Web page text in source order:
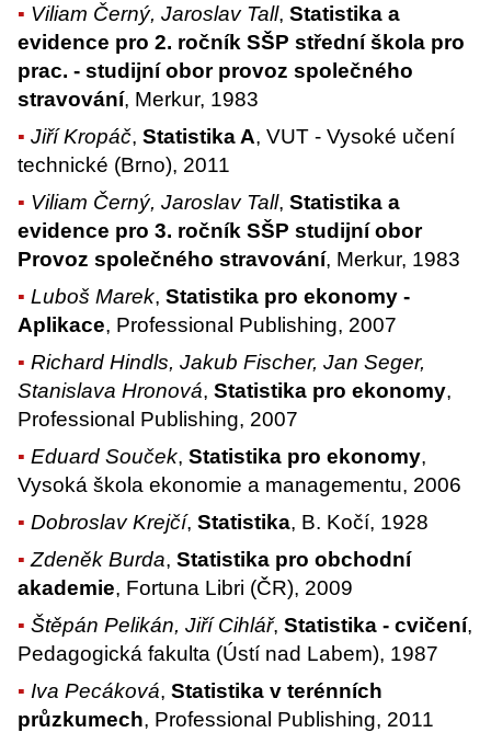
Viliam Černý, Jaroslav Tall,Statistika a
evidence pro 2. ročník SŠP střední škola pro
prac. - studijní obor provoz společného
stravování, Merkur, 1983
Jiří Kropáč,Statistika A, VUT - Vysoké učení
technické (Brno), 2011
Viliam Černý, Jaroslav Tall,Statistika a
evidence pro 3. ročník SŠP studijní obor
Provoz společného stravování, Merkur, 1983
Luboš Marek,Statistika pro ekonomy -
Aplikace, Professional Publishing, 2007
Richard Hindls, Jakub Fischer, Jan Seger,
Stanislava Hronová,Statistika pro ekonomy,
Professional Publishing, 2007
Eduard Souček,Statistika pro ekonomy,
Vysoká škola ekonomie a managementu, 2006
Dobroslav Krejčí,Statistika, B. Kočí, 1928
Zdeněk Burda,Statistika pro obchodní
akademie, Fortuna Libri (ČR), 2009
Štěpán Pelikán, Jiří Cihlář,Statistika - cvičení,
Pedagogická fakulta (Ústí nad Labem), 1987
Iva Pecáková,Statistika v terénních
průzkumech, Professional Publishing, 2011